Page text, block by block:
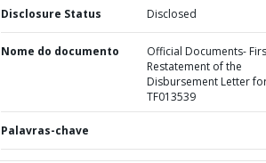
Disclosure Status Disclosed
Nome do documento
Official Documents-
Restatement of the
Disbursement Letter
TF013539
Palavras-chave